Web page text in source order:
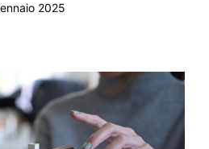
2025